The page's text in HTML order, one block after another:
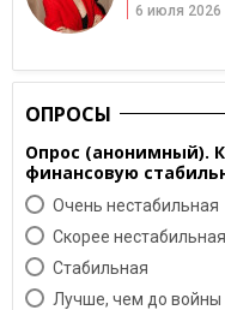
6 июля 2026
ОПРОСЫ
Опрос (анонимный).
финансовую
Очень нестабильная
Скорее нестабильная
Cтабильная
Лучше, чем до войны